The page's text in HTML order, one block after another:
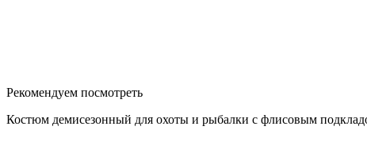
Рекомендуем посмотреть
Костюм демисезонный для охоты и рыбалки с флисовым